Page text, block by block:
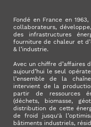
Fondé en France en
collaborateurs,
des infrastructures
fourniture de chaleur et
& l’industrie.
Avec un chiffre d’affaires
aujourd’hui le seul
l’ensemble de la
intervient de la
partir de ressources
(déchets, biomasse,
distribution de cette
de froid jusqu'à
bâtiments industriels,